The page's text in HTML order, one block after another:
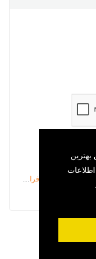
بهترین
رمزعبور را فراموش کرده ام